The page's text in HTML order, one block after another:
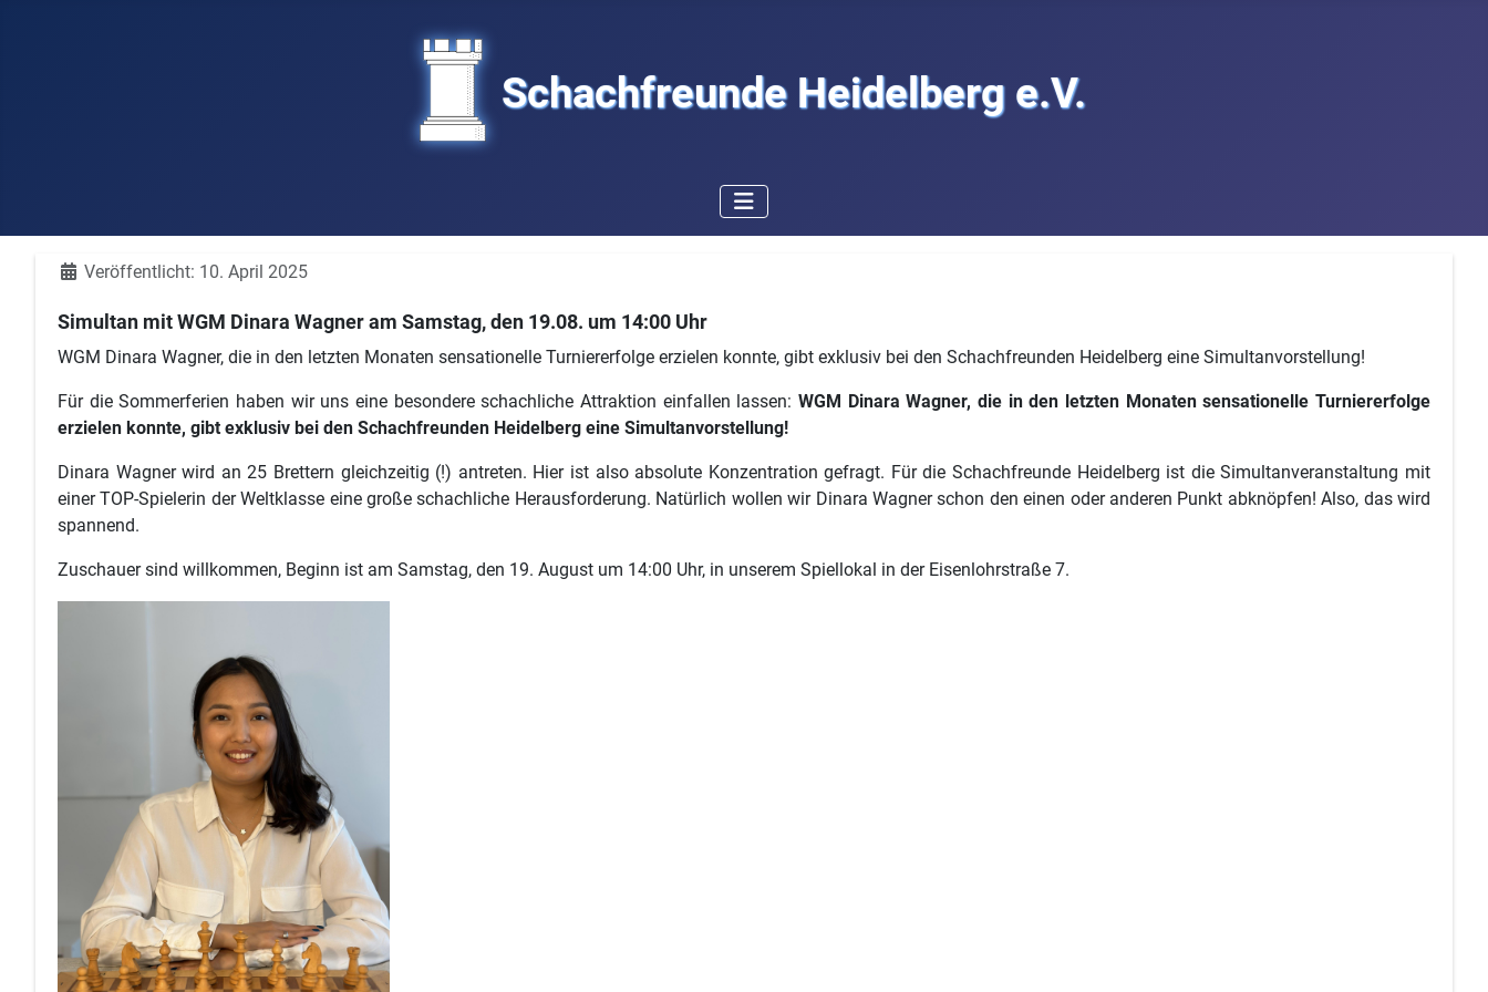
Schachfreunde Heidelberg e.V.
DetailsVeröffentlicht: 10. April 2025
Simultan mit WGM Dinara Wagner am Samstag, den 19.08. um 14:00 Uhr
WGM Dinara Wagner, die in den letzten Monaten sensationelle Turniererfolge erzielen konnte, gibt exklusiv bei den Schachfreunden Heidelberg eine Simultanvorstellung!
Für die Sommerferien haben wir uns eine besondere schachliche Attraktion einfallen lassen: WGM Dinara Wagner, die in den letzten Monaten sensationelle Turniererfolge
erzielen konnte, gibt exklusiv bei den Schachfreunden Heidelberg eine Simultanvorstellung!
Dinara Wagner wird an 25 Brettern gleichzeitig (!) antreten. Hier ist also absolute Konzentration gefragt. Für die Schachfreunde Heidelberg ist die Simultanveranstaltung mit
einer TOP-Spielerin der Weltklasse eine große schachliche Herausforderung. Natürlich wollen wir Dinara Wagner schon den einen oder anderen Punkt abknöpfen! Also, das wird
spannend.
Zuschauer sind willkommen, Beginn ist am Samstag, den 19. August um 14:00 Uhr, in unserem Spiellokal in der Eisenlohrstraße 7.